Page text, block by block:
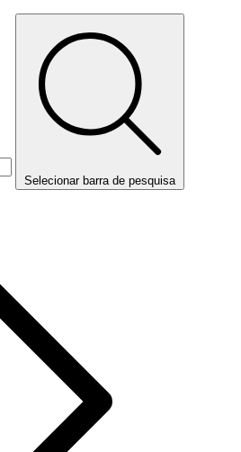
Selecionar barra de pesquisa